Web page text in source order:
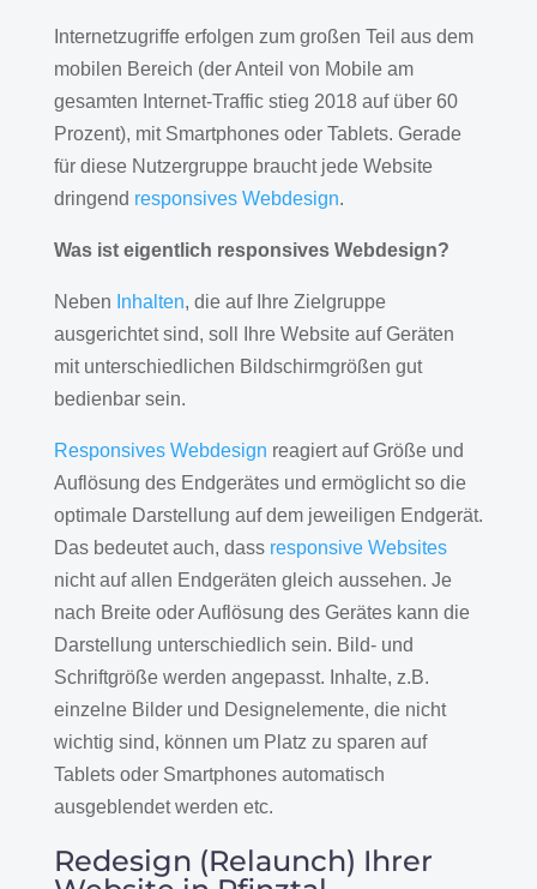
Internetzugriffe erfolgen zum großen Teil aus dem
mobilen Bereich (der Anteil von Mobile am
gesamten Internet-Traffic stieg 2018 auf über 60
Prozent), mit Smartphones oder Tablets. Gerade
für diese Nutzergruppe braucht jede Website
dringend responsives Webdesign.
Was ist eigentlich responsives Webdesign?
Neben Inhalten, die auf Ihre Zielgruppe
ausgerichtet sind, soll Ihre Website auf Geräten
mit unterschiedlichen Bildschirmgrößen gut
bedienbar sein.
Responsives Webdesign reagiert auf Größe und
Auflösung des Endgerätes und ermöglicht so die
optimale Darstellung auf dem jeweiligen Endgerät.
Das bedeutet auch, dass responsive Websites
nicht auf allen Endgeräten gleich aussehen. Je
nach Breite oder Auflösung des Gerätes kann die
Darstellung unterschiedlich sein. Bild- und
Schriftgröße werden angepasst. Inhalte, z.B.
einzelne Bilder und Designelemente, die nicht
wichtig sind, können um Platz zu sparen auf
Tablets oder Smartphones automatisch
ausgeblendet werden etc.
Redesign (Relaunch) Ihrer